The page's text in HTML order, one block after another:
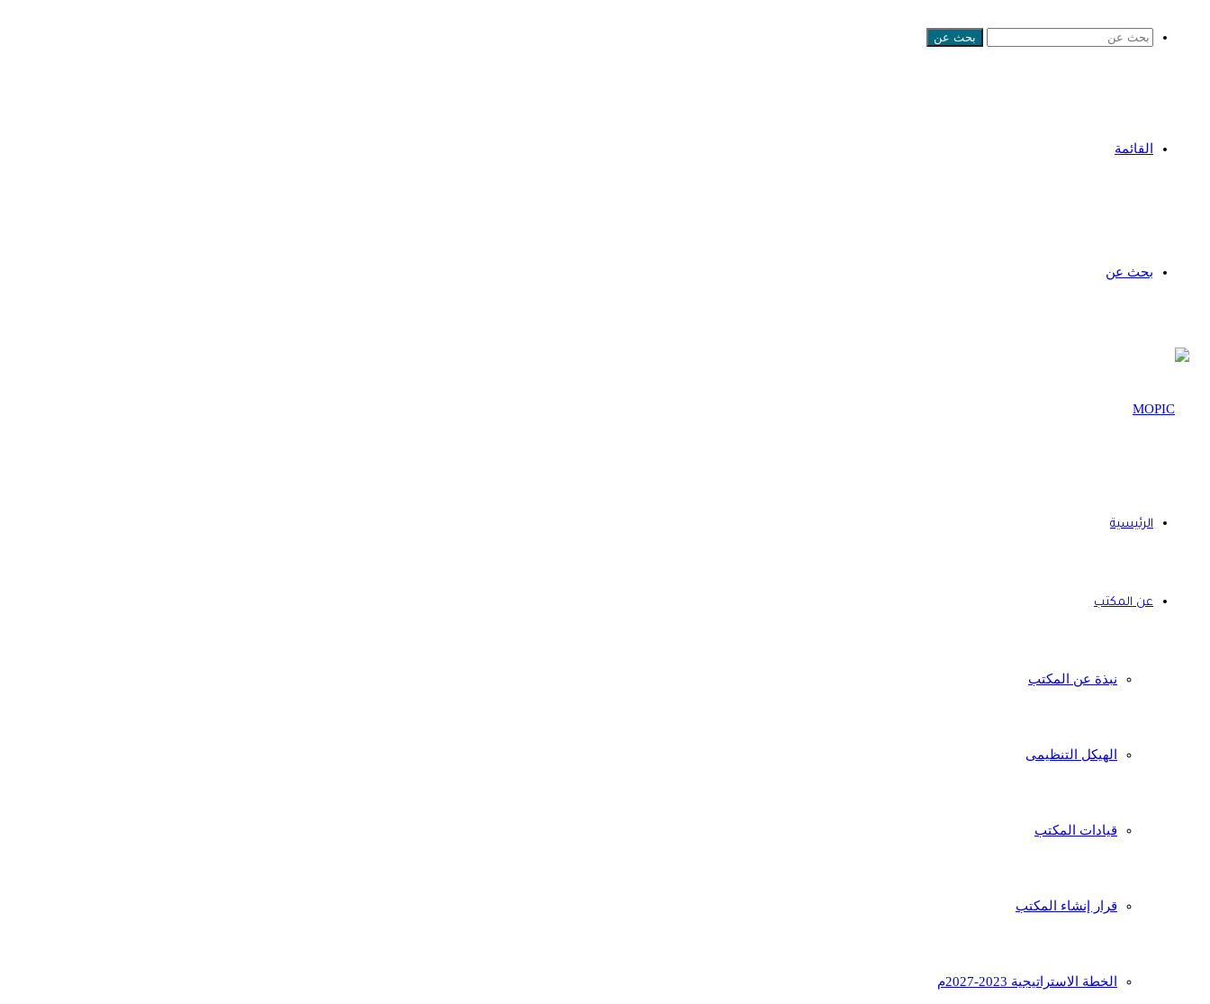
بحث عن
القائمة
بحث عن
الرئيسية
عن المكتب
نبذة عن المكتب
الهيكل التنظيمى
قيادات المكتب
قرار إنشاء المكتب
الخطة الاستراتيجية 2023-2027م